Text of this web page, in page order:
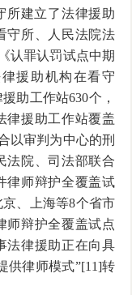
所建立了法律援助
守所、人民法院法
认罪认罚试点中期
援助机构在看守
助工作站630个，
律援助工作站覆盖
以审判为中心的刑
法院、司法部联合
律师辩护全覆盖试
、上海等8个省市
师辩护全覆盖试点
法律援助正在向具
供律师模式”[11]转